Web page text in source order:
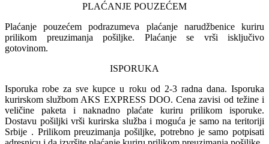
PLAĆANJE POUZEĆEM
Plaćanje pouzećem podrazumeva plaćanje narudžbenice kuriru
prilikom preuzimanja pošiljke. Plaćanje se vrši isključivo
gotovinom.
ISPORUKA
Isporuka robe za sve kupce u roku od 2-3 radna dana. Isporuka
kurirskom službom AKS EXPRESS DOO. Cena zavisi od težine i
veličine paketa i naknadno plaćate kuriru prilikom isporuke.
Dostavu pošiljki vrši kurirska služba i moguća je samo na teritoriji
Srbije . Prilikom preuzimanja pošiljke, potrebno je samo potpisati